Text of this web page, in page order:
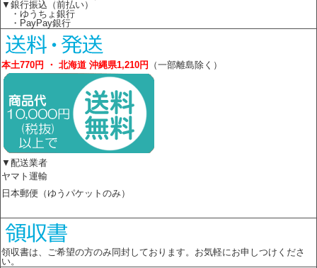
▼銀行振込（前払い）
・ゆうちょ銀行
・PayPay銀行
本土770円 ・ 北海道 沖縄県1,210円 （一部離島除く）
▼配送業者
ヤマト運輸
日本郵便（ゆうパケットのみ）
領収書は、ご希望の方のみ同封しております。お気軽にお申しつけくださ
い。